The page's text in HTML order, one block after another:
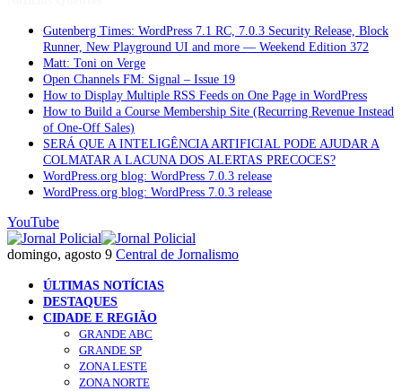
Gutenberg Times: WordPress 7.1 RC, 7.0.3 Security Release, Block
Runner, New Playground UI and more — Weekend Edition 372
Matt: Toni on Verge
Open Channels FM: Signal – Issue 19
How to Display Multiple RSS Feeds on One Page in WordPress
How to Build a Course Membership Site (Recurring Revenue Instead
of One-Off Sales)
SERÁ QUE A INTELIGÊNCIA ARTIFICIAL PODE AJUDAR A
COLMATAR A LACUNA DOS ALERTAS PRECOCES?
WordPress.org blog: WordPress 7.0.3 release
WordPress.org blog: WordPress 7.0.3 release
YouTube
domingo, agosto 9 Central de Jornalismo
ÚLTIMAS NOTÍCIAS
DESTAQUES
CIDADE E REGIÃO
GRANDE ABC
GRANDE SP
ZONA LESTE
ZONA NORTE